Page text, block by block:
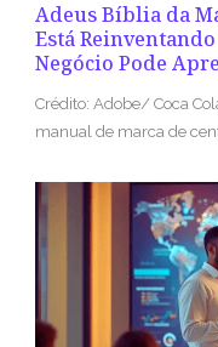
Adeus Bíblia da
Está
Negócio Pode
Crédito: Adobe/ Coca
manual de marca de